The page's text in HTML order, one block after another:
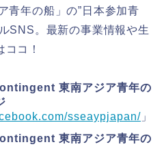
青年の船」の”日本参加青
SNS。最新の事業情報や生
コ！
東南アジア青年の
sseaypjapan/ 」
東南アジア青年の